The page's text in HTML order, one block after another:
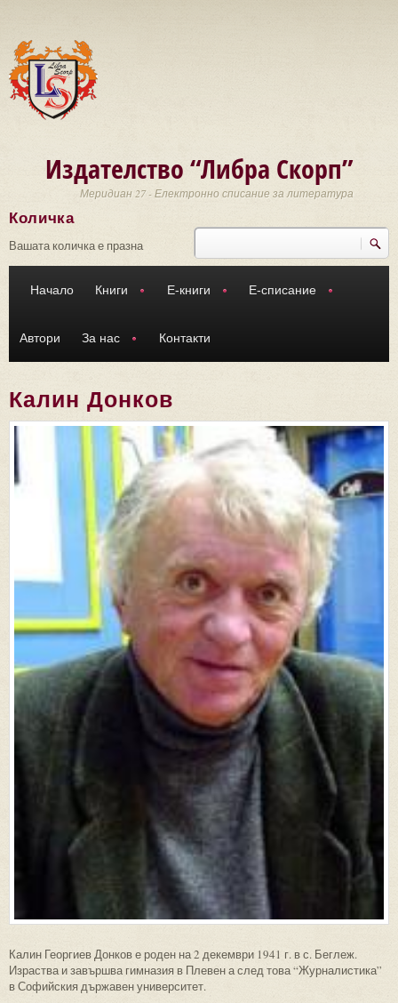
Издателство “Либра Скорп”
Меридиан 27 - Електронно списание за литература
Търси
Количка
Вашата количка е празна
Начало Книги Е-книги Е-списание
Автори За нас Контакти
Калин Донков
Калин Георгиев Донков е роден на 2 декември 1941 г. в с. Беглеж.
Израства и завършва гимназия в Плевен а след това “Журналистика”
в Софийския държавен университет.